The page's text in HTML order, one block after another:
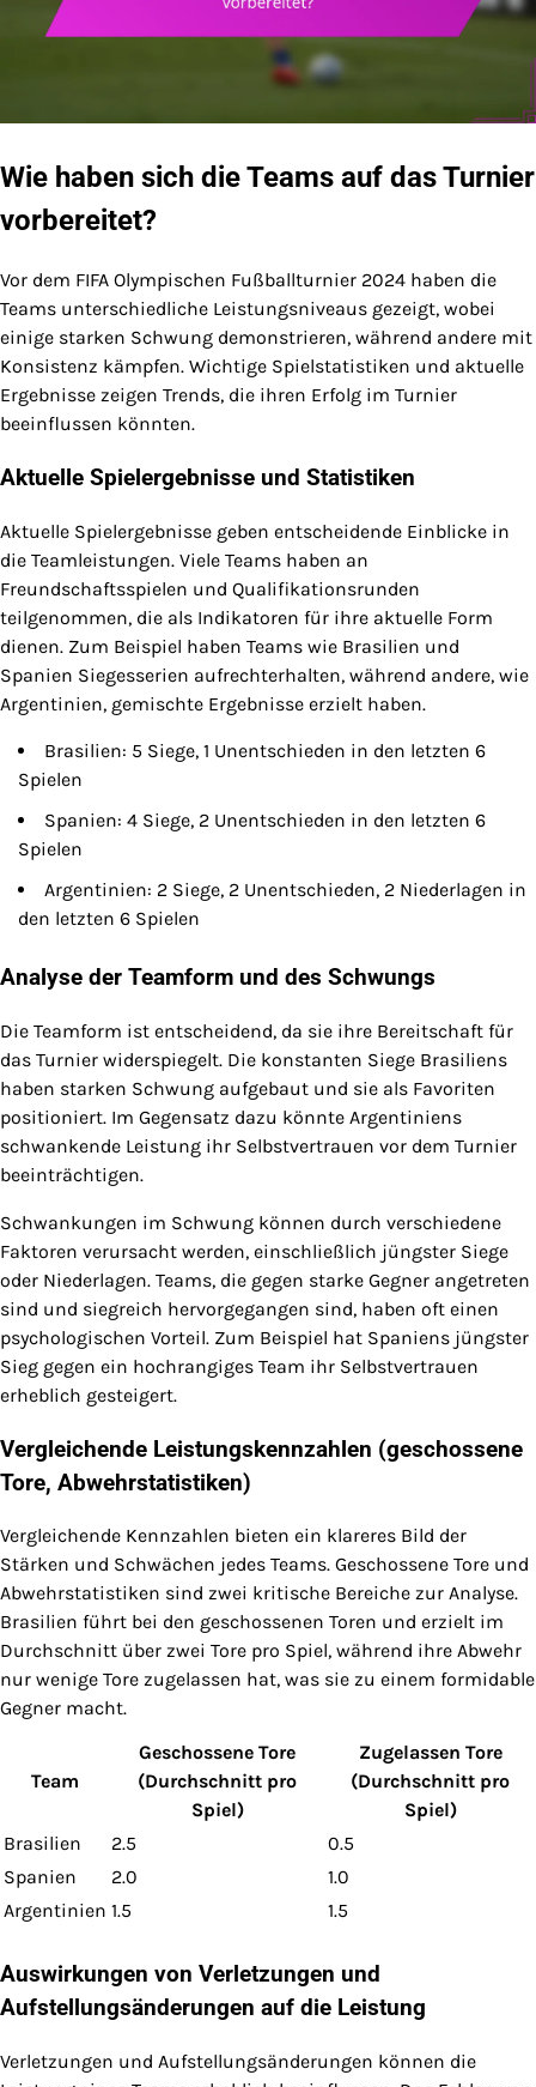
Wie haben sich die Teams auf das Turnier
vorbereitet?
Vor dem FIFA Olympischen Fußballturnier 2024 haben die
Teams unterschiedliche Leistungsniveaus gezeigt, wobei
einige starken Schwung demonstrieren, während andere mit
Konsistenz kämpfen. Wichtige Spielstatistiken und aktuelle
Ergebnisse zeigen Trends, die ihren Erfolg im Turnier
beeinflussen könnten.
Aktuelle Spielergebnisse und Statistiken
Aktuelle Spielergebnisse geben entscheidende Einblicke in
die Teamleistungen. Viele Teams haben an
Freundschaftsspielen und Qualifikationsrunden
teilgenommen, die als Indikatoren für ihre aktuelle Form
dienen. Zum Beispiel haben Teams wie Brasilien und
Spanien Siegesserien aufrechterhalten, während andere, wie
Argentinien, gemischte Ergebnisse erzielt haben.
Brasilien: 5 Siege, 1 Unentschieden in den letzten 6
Spielen
Spanien: 4 Siege, 2 Unentschieden in den letzten 6
Spielen
Argentinien: 2 Siege, 2 Unentschieden, 2 Niederlagen in
den letzten 6 Spielen
Analyse der Teamform und des Schwungs
Die Teamform ist entscheidend, da sie ihre Bereitschaft für
das Turnier widerspiegelt. Die konstanten Siege Brasiliens
haben starken Schwung aufgebaut und sie als Favoriten
positioniert. Im Gegensatz dazu könnte Argentiniens
schwankende Leistung ihr Selbstvertrauen vor dem Turnier
beeinträchtigen.
Schwankungen im Schwung können durch verschiedene
Faktoren verursacht werden, einschließlich jüngster Siege
oder Niederlagen. Teams, die gegen starke Gegner angetreten
sind und siegreich hervorgegangen sind, haben oft einen
psychologischen Vorteil. Zum Beispiel hat Spaniens jüngster
Sieg gegen ein hochrangiges Team ihr Selbstvertrauen
erheblich gesteigert.
Vergleichende Leistungskennzahlen (geschossene
Tore, Abwehrstatistiken)
Vergleichende Kennzahlen bieten ein klareres Bild der
Stärken und Schwächen jedes Teams. Geschossene Tore und
Abwehrstatistiken sind zwei kritische Bereiche zur Analyse.
Brasilien führt bei den geschossenen Toren und erzielt im
Durchschnitt über zwei Tore pro Spiel, während ihre Abwehr
nur wenige Tore zugelassen hat, was sie zu einem formidable
Gegner macht.
Team
Geschossene Tore
(Durchschnitt pro
Spiel)
Zugelassen Tore
(Durchschnitt pro
Spiel)
Brasilien
2.5
0.5
Spanien
2.0
1.0
Argentinien 1.5 1.5
Auswirkungen von Verletzungen und
Aufstellungsänderungen auf die Leistung
Verletzungen und Aufstellungsänderungen können die